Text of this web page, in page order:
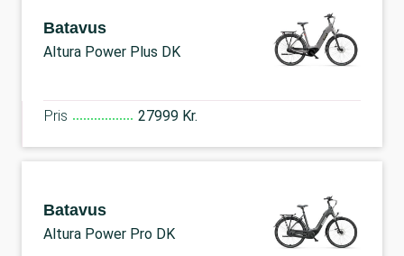
Batavus
Altura Power Plus DK
Pris 27999 Kr.
Batavus
Altura Power Pro DK